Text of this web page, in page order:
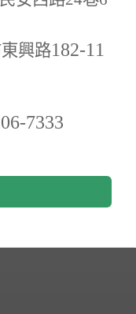
興路182-11
7333